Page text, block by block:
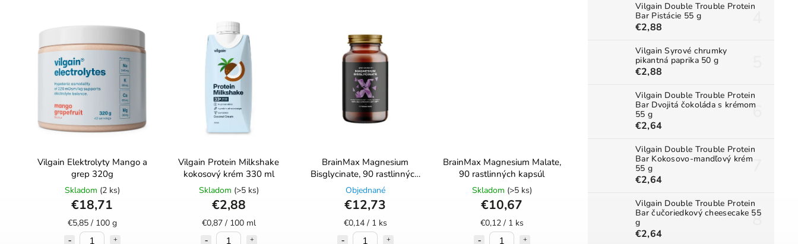
Vilgain Double Trouble Protein
Bar Pistácie 55 g
€2,88
Vilgain Syrové chrumky
pikantná paprika 50 g
€2,88
Vilgain Double Trouble Protein
Bar Dvojitá čokoláda s krémom
55 g
€2,64
Vilgain Double Trouble Protein
Bar Kokosovo-mandľový krém
55 g
€2,64
Vilgain Double Trouble Protein
Bar čučoriedkový cheesecake 55
g
€2,64
Vilgain Elektrolyty Mango a
grep 320g
Skladom (2 ks)
€18,71
€5,85 / 100 g
Vilgain Protein Milkshake
kokosový krém 330 ml
Skladom (>5 ks)
€2,88
€0,87 / 100 ml
BrainMax Magnesium
Bisglycinate, 90 rastlinných
kapsúl
Objednané
€12,73
€0,14 / 1 ks
BrainMax Magnesium Malate,
90 rastlinných kapsúl
Skladom (>5 ks)
€10,67
€0,12 / 1 ks